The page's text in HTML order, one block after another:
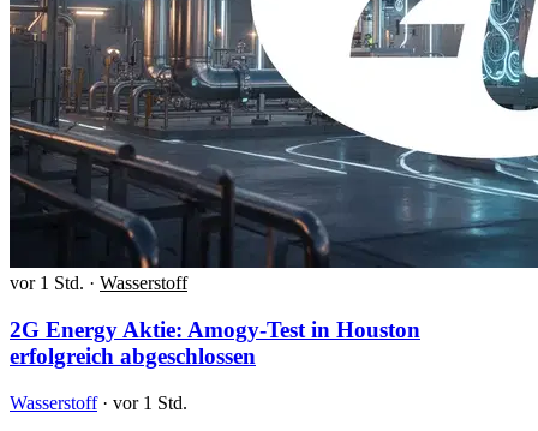
vor 1 Std. · Wasserstoff
2G Energy Aktie: Amogy-Test in Houston
erfolgreich abgeschlossen
Wasserstoff · vor 1 Std.